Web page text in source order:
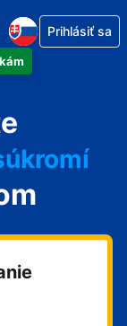
Prihlásiť sa